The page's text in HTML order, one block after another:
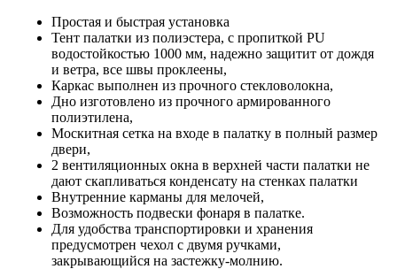
Простая и быстрая установка
Тент палатки из полиэстера, с пропиткой PU
водостойкостью 1000 мм, надежно защитит от дождя
и ветра, все швы проклеены,
Каркас выполнен из прочного стекловолокна,
Дно изготовлено из прочного армированного
полиэтилена,
Москитная сетка на входе в палатку в полный размер
двери,
2 вентиляционных окна в верхней части палатки не
дают скапливаться конденсату на стенках палатки
Внутренние карманы для мелочей,
Возможность подвески фонаря в палатке.
Для удобства транспортировки и хранения
предусмотрен чехол с двумя ручками,
закрывающийся на застежку-молнию.